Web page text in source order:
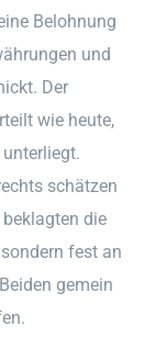
Belohnung
und
Der
wie heute,
schätzen
die
fest an
gemein